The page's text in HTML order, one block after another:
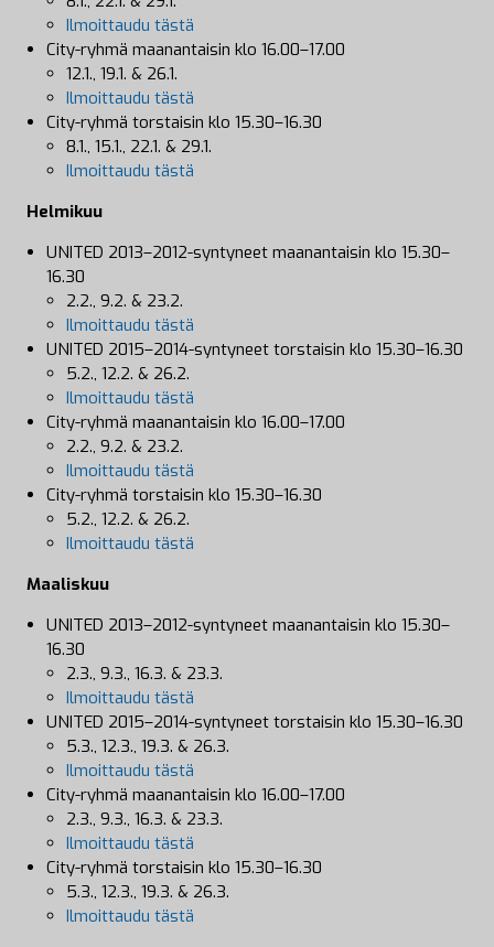
Ilmoittaudu tästä
City-ryhmä maanantaisin klo 16.00–17.00
12.1., 19.1. & 26.1.
Ilmoittaudu tästä
City-ryhmä torstaisin klo 15.30–16.30
8.1., 15.1., 22.1. & 29.1.
Ilmoittaudu tästä
Helmikuu
UNITED 2013–2012-syntyneet maanantaisin klo 15.30–
16.30
2.2., 9.2. & 23.2.
Ilmoittaudu tästä
UNITED 2015–2014-syntyneet torstaisin klo 15.30–16.30
5.2., 12.2. & 26.2.
Ilmoittaudu tästä
City-ryhmä maanantaisin klo 16.00–17.00
2.2., 9.2. & 23.2.
Ilmoittaudu tästä
City-ryhmä torstaisin klo 15.30–16.30
5.2., 12.2. & 26.2.
Ilmoittaudu tästä
Maaliskuu
UNITED 2013–2012-syntyneet maanantaisin klo 15.30–
16.30
2.3., 9.3., 16.3. & 23.3.
Ilmoittaudu tästä
UNITED 2015–2014-syntyneet torstaisin klo 15.30–16.30
5.3., 12.3., 19.3. & 26.3.
Ilmoittaudu tästä
City-ryhmä maanantaisin klo 16.00–17.00
2.3., 9.3., 16.3. & 23.3.
Ilmoittaudu tästä
City-ryhmä torstaisin klo 15.30–16.30
5.3., 12.3., 19.3. & 26.3.
Ilmoittaudu tästä